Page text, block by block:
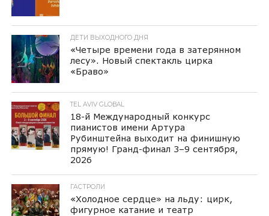
ДЕТИ ВЫХОДНОГО ДНЯ
«Четыре времени года в затерянном
лесу». Новый спектакль цирка
«Браво»
TEL AVIV GLOBAL
18-й Международный конкурс
пианистов имени Артура
Рубинштейна выходит на финишную
прямую! Гранд-финал 3–9 сентября,
2026
ГАСТРОЛИ
«Холодное сердце» на льду: цирк,
фигурное катание и театр